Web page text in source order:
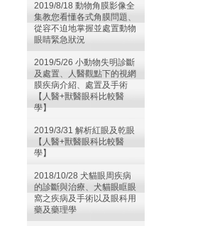
2019/8/18 動物角膜影像全
集教您看懂各式角膜問題、
從容不迫地掌握並處置動物
眼睛緊急狀況
2019/5/26 小動物失明診斷
及處置、人醫觀點下的視網
膜疾病介紹、處置及手術
【人醫+獸醫眼科比較醫
學】
2019/3/31 解析紅眼及乾眼
【人醫+獸醫眼科比較醫
學】
2018/10/28 犬貓眼周疾病
的診斷與治療、犬貓眼眶眼
窩之疾病及手術以及眼科用
藥及藥理學